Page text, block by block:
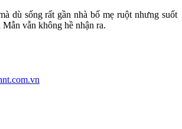
dù sống rất gần nhà bố mẹ ruột nhưng suốt
vẫn không hề nhận ra.